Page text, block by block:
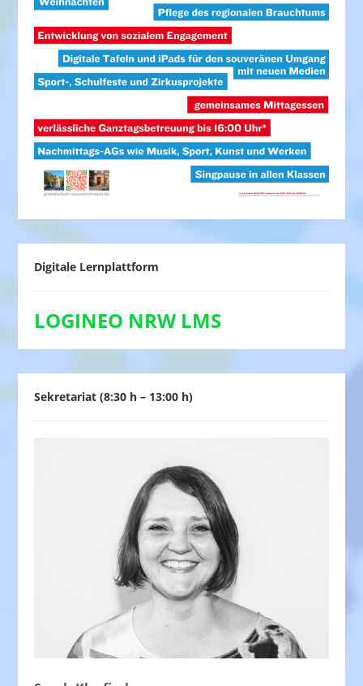
Digitale Lernplattform
LOGINEO NRW LMS
Sekretariat (8:30 h – 13:00 h)